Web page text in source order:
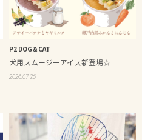
P2 DOG＆CAT
犬用スムージーアイス新登場☆
2026.07.26